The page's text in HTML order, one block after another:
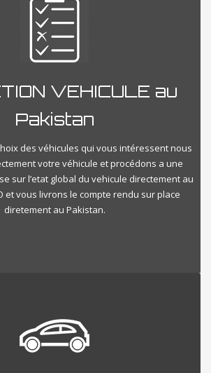
VEHICULE au
Pakistan
des véhicules qui vous intéressent nous
votre véhicule et procédons a une
sur l’etat global du vehicule directement au
et vous livrons le compte rendu sur place
diretement au Pakistan.